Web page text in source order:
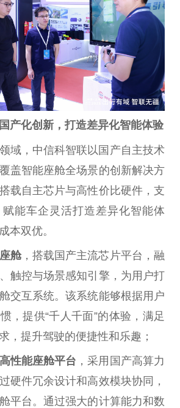
产化创新，打造差异化智能体验
域，中信科智联以国产自主技术
盖智能座舱全场景的创新解决方
载自主芯片与高性价比硬件，支
能车企灵活打造差异化智能体
本双优。
舱，搭载国产主流芯片平台，融
触控与场景感知引擎，为用户打
交互系统。该系统能够根据用户
，提供“千人千面”的体验，满足
，提升驾驶的便捷性和乐趣；
性能座舱平台 ，采用国产高算力
硬件冗余设计和高效模块协同，
平台。通过强大的计算能力和数